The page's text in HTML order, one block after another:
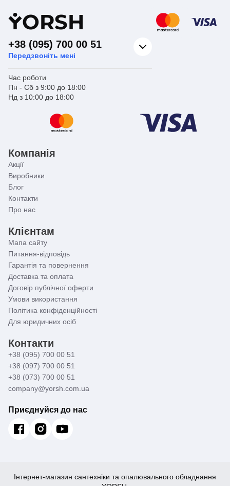
YORSH
+38 (095) 700 00 51
Передзвоніть мені
Час роботи
Пн - Сб з 9:00 до 18:00
Нд з 10:00 до 18:00
Компанія
Акції
Виробники
Блог
Контакти
Про нас
Клієнтам
Мапа сайту
Питання-відповідь
Гарантія та повернення
Доставка та оплата
Договір публічної оферти
Умови використання
Політика конфіденційності
Для юридичних осіб
Контакти
+38 (095) 700 00 51
+38 (097) 700 00 51
+38 (073) 700 00 51
company@yorsh.com.ua
Приєднуйся до нас
Інтернет-магазин сантехніки та опалювального обладнання